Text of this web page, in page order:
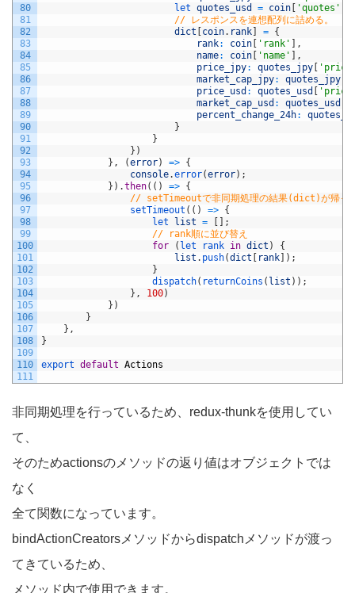
80
81
82
83
84
85
86
87
88
89
90
91
92
93
94
95
96
97
98
99
100
101
102
103
104
105
106
107
108
109
110
111
let quotes_usd = coin 'quotes'
// レスポンスを連想配列に詰める。
dict
coin. rank = {
rank: coin 'rank'
,
name: coin 'name'
,
price_jpy: quotes_jpy
market_cap_jpy: quotes_jpy
price_usd : quotes_usd
market_cap_usd : quotes_usd
percent_change_24h:
}
}
} )
} , (error) => {
console.error(error) ;
} ) .then( ( ) => {
// setTimeoutで非同期処理の結果(dict)が帰っ
setTimeout ( ( ) => {
let
list =
;
// rank順に並び替え
for
( let rank in dict )
{
list . push(dict rank ) ;
}
dispatch( returnCoins ( list ) ) ;
} , 100)
} )
}
} ,
}
export default Actions
非同期処理を行っているため、redux-thunkを使用してい
て、
そのためactionsのメソッドの返り値はオブジェクトでは
なく
全て関数になっています。
bindActionCreatorsメソッドからdispatchメソッドが渡っ
てきているため、
メソッド内で使用できます。